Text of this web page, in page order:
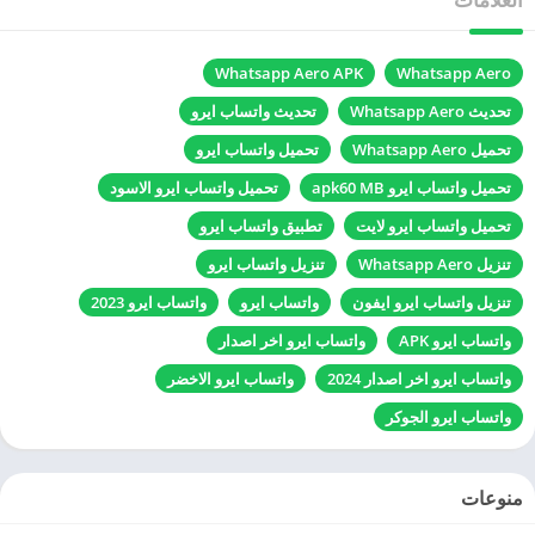
Whatsapp Aero
Whatsapp Aero APK
تحديث Whatsapp Aero
تحديث واتساب ايرو
تحميل Whatsapp Aero
تحميل واتساب ايرو
تحميل واتساب ايرو apk60 MB
تحميل واتساب ايرو الاسود
تحميل واتساب ايرو لايت
تطبيق واتساب ايرو
تنزيل Whatsapp Aero
تنزيل واتساب ايرو
تنزيل واتساب ايرو ايفون
واتساب ايرو
واتساب ايرو 2023
واتساب ايرو APK
واتساب ايرو اخر اصدار
واتساب ايرو اخر اصدار 2024
واتساب ايرو الاخضر
واتساب ايرو الجوكر
منوعات